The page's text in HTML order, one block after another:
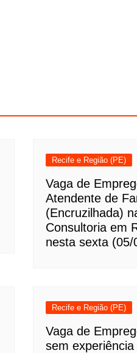
Recife e Região (PE)
Vaga de
Atendente de
(Encruzilhada)
Consultoria em
nesta sexta (05/
Recife e Região (PE)
Vaga de
sem experiência